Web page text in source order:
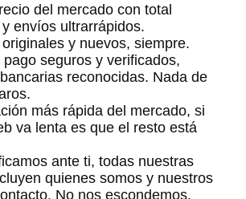
del mercado con total
envíos ultrarrápidos.
y nuevos, siempre.
pago seguros y verificados,
reconocidas. Nada de
más rápida del mercado, si
va lenta es que el resto está
ante ti, todas nuestras
quienes somos y nuestros
No nos escondemos.